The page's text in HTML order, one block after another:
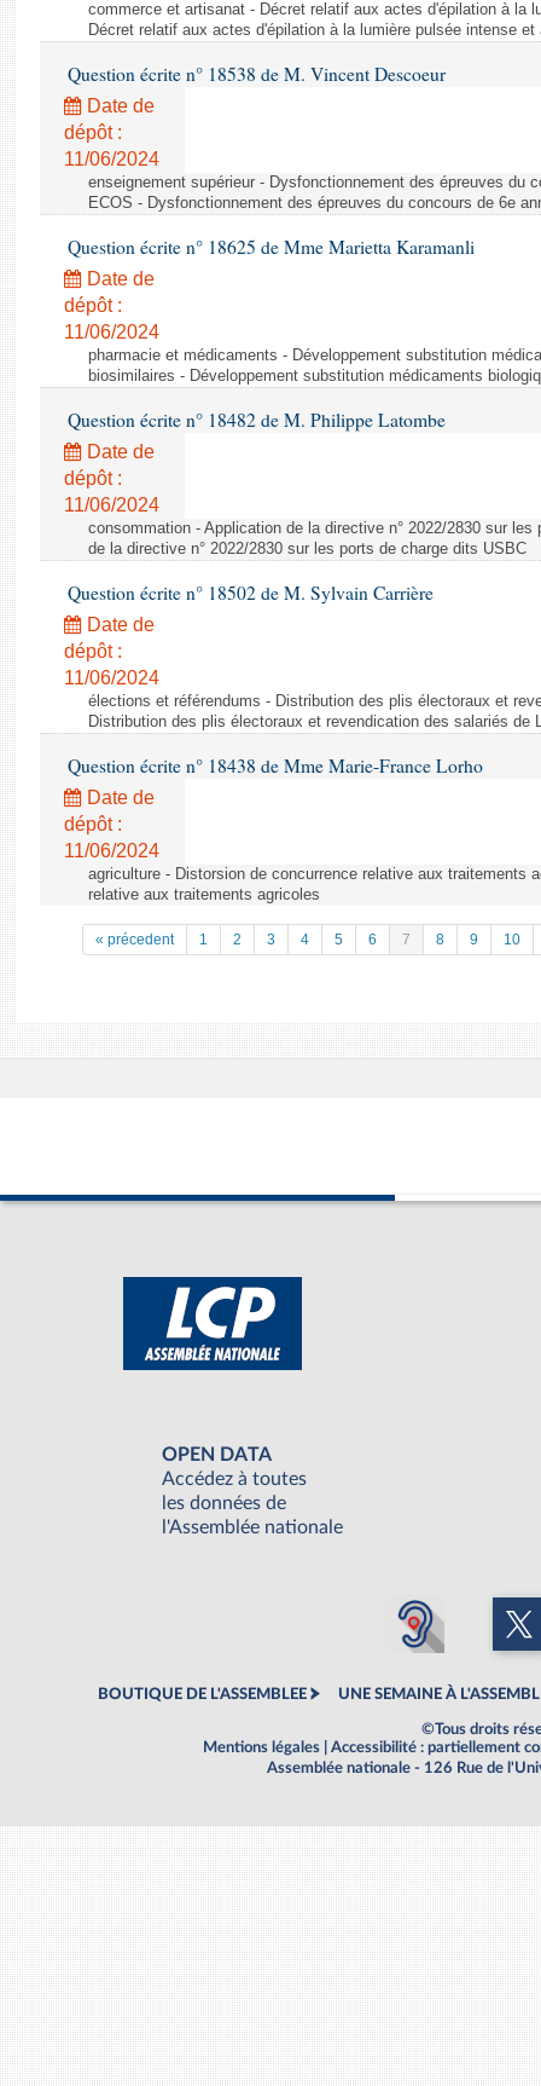
commerce et artisanat - Décret relatif aux actes d'épilation à la
Décret relatif aux actes d'épilation à la lumière pulsée intense et
Question écrite n° 18538 de M. Vincent Descoeur
Date de
dépôt :
11/06/2024
enseignement supérieur - Dysfonctionnement des épreuves du
ECOS - Dysfonctionnement des épreuves du concours de 6e
Question écrite n° 18625 de Mme Marietta Karamanli
Date de
dépôt :
11/06/2024
pharmacie et médicaments - Développement substitution
biosimilaires - Développement substitution médicaments
Question écrite n° 18482 de M. Philippe Latombe
Date de
dépôt :
11/06/2024
consommation - Application de la directive n° 2022/2830 sur
de la directive n° 2022/2830 sur les ports de charge dits USBC
Question écrite n° 18502 de M. Sylvain Carrière
Date de
dépôt :
11/06/2024
élections et référendums - Distribution des plis électoraux et
Distribution des plis électoraux et revendication des salariés de
Question écrite n° 18438 de Mme Marie-France Lorho
Date de
dépôt :
11/06/2024
agriculture - Distorsion de concurrence relative aux traitements
relative aux traitements agricoles
« précedent 1 2 3 4 5 6 7 8 9 10
OPEN DATA
Accédez à toutes
les données de
l'Assemblée nationale
BOUTIQUE DE L'ASSEMBLEE UNE SEMAINE À
©Tous droits
Mentions légales
Accessibilité : partiellement
Assemblée nationale - 126 Rue de